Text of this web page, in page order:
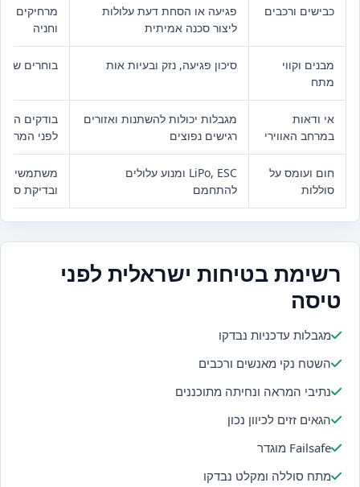
כבישים ורכבים
פגיעה או הסחת דעת עלולות
ליצור סכנה אמיתית
מרחיקים
וחניה
מבנים וקווי
מתח
סיכון פגיעה, נזק ובעיות אות בוחרים
אי ודאות
במרחב האווירי
מגבלות יכולות להשתנות ואזורים
רגישים נפוצים
בודקים
לפני המראה
חום ועומס על
סוללות
LiPo, ESC ומנוע עלולים
להתחמם
משתמשים
ובדיקת
רשימת בטיחות ישראלית לפני
טיסה
מגבלות עדכניות נבדקו
השטח נקי מאנשים ורכבים
נתיבי המראה ונחיתה מתוכננים
הגאים זזים לכיוון נכון
Failsafe מוגדר
מתח סוללה ומקלט נבדקו